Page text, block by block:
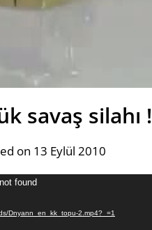
savaş silahı !
on 13 Eylül 2010
found
Dnyann_en_kk_topu-2.mp4?_=1